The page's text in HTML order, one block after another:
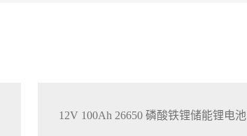
12V 100Ah 26650 磷酸铁锂储能锂电池